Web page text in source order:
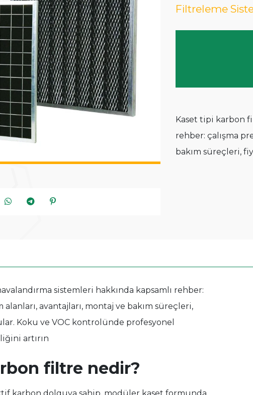
Filtreleme
Kaset tipi karbon
rehber: çalışma
bakım süreçleri,
sistemleri hakkında kapsamlı rehber:
alanları, avantajları, montaj ve bakım süreçleri,
Koku ve VOC kontrolünde profesyonel
artırın
filtre nedir?